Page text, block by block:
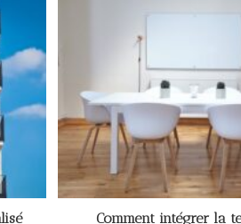
Comment intégrer la